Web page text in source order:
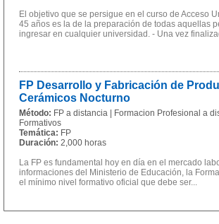
El objetivo que se persigue en el curso de Acceso
45 años es la de la preparación de todas aquellas
ingresar en cualquier universidad. - Una vez
FP Desarrollo y Fabricación de
Cerámicos Nocturno
Método: FP a distancia | Formacion Profesional a
Formativos
Temática: FP
Duración: 2,000 horas
La FP es fundamental hoy en día en el mercado
informaciones del Ministerio de Educación, la
el mínimo nivel formativo oficial que debe ser...